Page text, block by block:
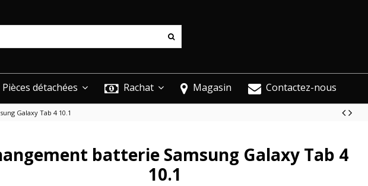
Pièces détachées Rachat Magasin Contactez-nous
Galaxy Tab 4 10.1
batterie Samsung Galaxy Tab 4
10.1